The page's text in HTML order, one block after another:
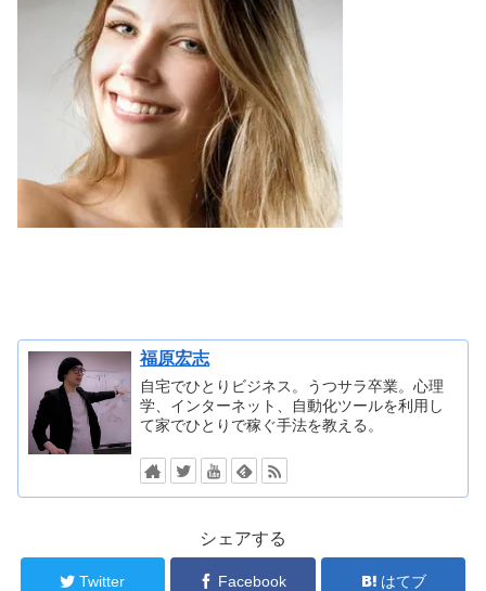
福原宏志
自宅でひとりビジネス。うつサラ卒業。心理
学、インターネット、自動化ツールを利用し
て家でひとりで稼ぐ手法を教える。
シェアする
Twitter Facebook はてブ